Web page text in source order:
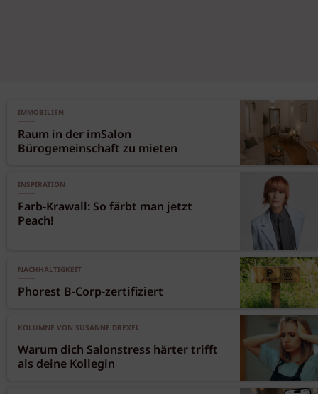
IMMOBILIEN
Raum in der imSalon
Bürogemeinschaft zu mieten
INSPIRATION
Farb-Krawall: So färbt man jetzt
Peach!
NACHHALTIGKEIT
Phorest B-Corp-zertifiziert
KOLUMNE VON SUSANNE DREXEL
Warum dich Salonstress härter trifft
als deine Kollegin